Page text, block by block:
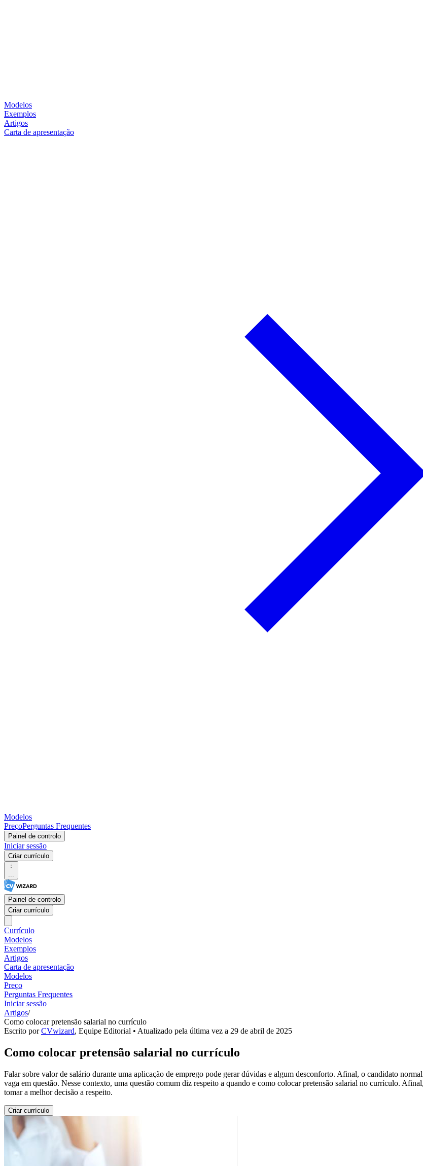
Modelos
Exemplos
Artigos
Carta de apresentação
Modelos
PreçoPerguntas Frequentes
Painel de controlo
Iniciar sessão
Criar currículo
...
Painel de controlo
Criar currículo
Currículo
Modelos
Exemplos
Artigos
Carta de apresentação
Modelos
Preço
Perguntas Frequentes
Iniciar sessão
Artigos/
Como colocar pretensão salarial no currículo
Escrito porCVwizard, Equipe Editorial • Atualizado pela última vez a 29 de abril de 2025
Como colocar pretensão salarial no currículo
Falar sobre valor de salário durante uma aplicação de emprego pode gerar dúvidas e algum desconforto. Afinal, o candidato
vaga em questão. Nesse contexto, uma questão comum diz respeito a quando e como colocar pretensão salarial no currículo.
tomar a melhor decisão a respeito.
Criar currículo